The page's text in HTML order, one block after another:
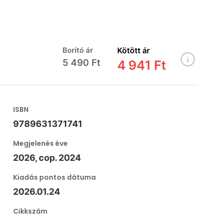
Borító ár
5 490 Ft
Kötött ár
4 941 Ft
ISBN
9789631371741
Megjelenés éve
2026, cop. 2024
Kiadás pontos dátuma
2026.01.24
Cikkszám